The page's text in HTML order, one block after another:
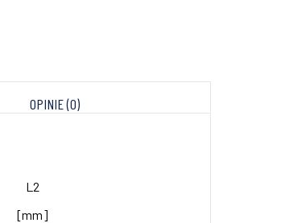
OPINIE (0)
L2
[mm]